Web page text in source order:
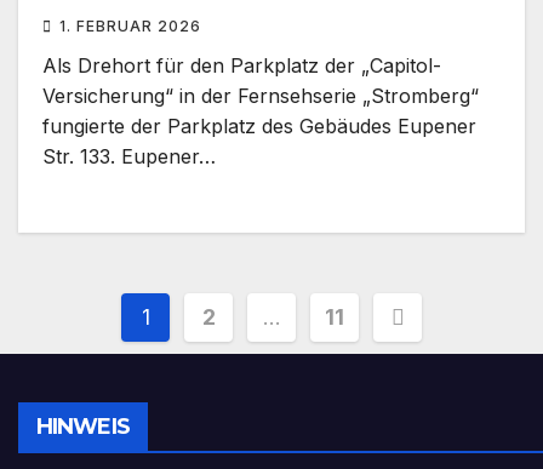
1. FEBRUAR 2026
Als Drehort für den Parkplatz der „Capitol-
Versicherung“ in der Fernsehserie „Stromberg“
fungierte der Parkplatz des Gebäudes Eupener
Str. 133. Eupener…
Seitennummerierung
der
Beiträge
1 2 … 11
HINWEIS